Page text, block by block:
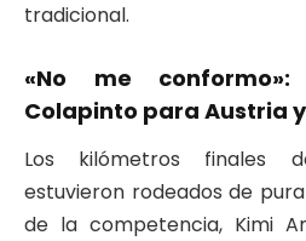
tradicional.
«No me
Colapinto para Austria
Los kilómetros finales
estuvieron rodeados de
de la competencia, Kimi